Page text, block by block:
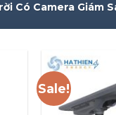
Có Camera Giám
Sale!